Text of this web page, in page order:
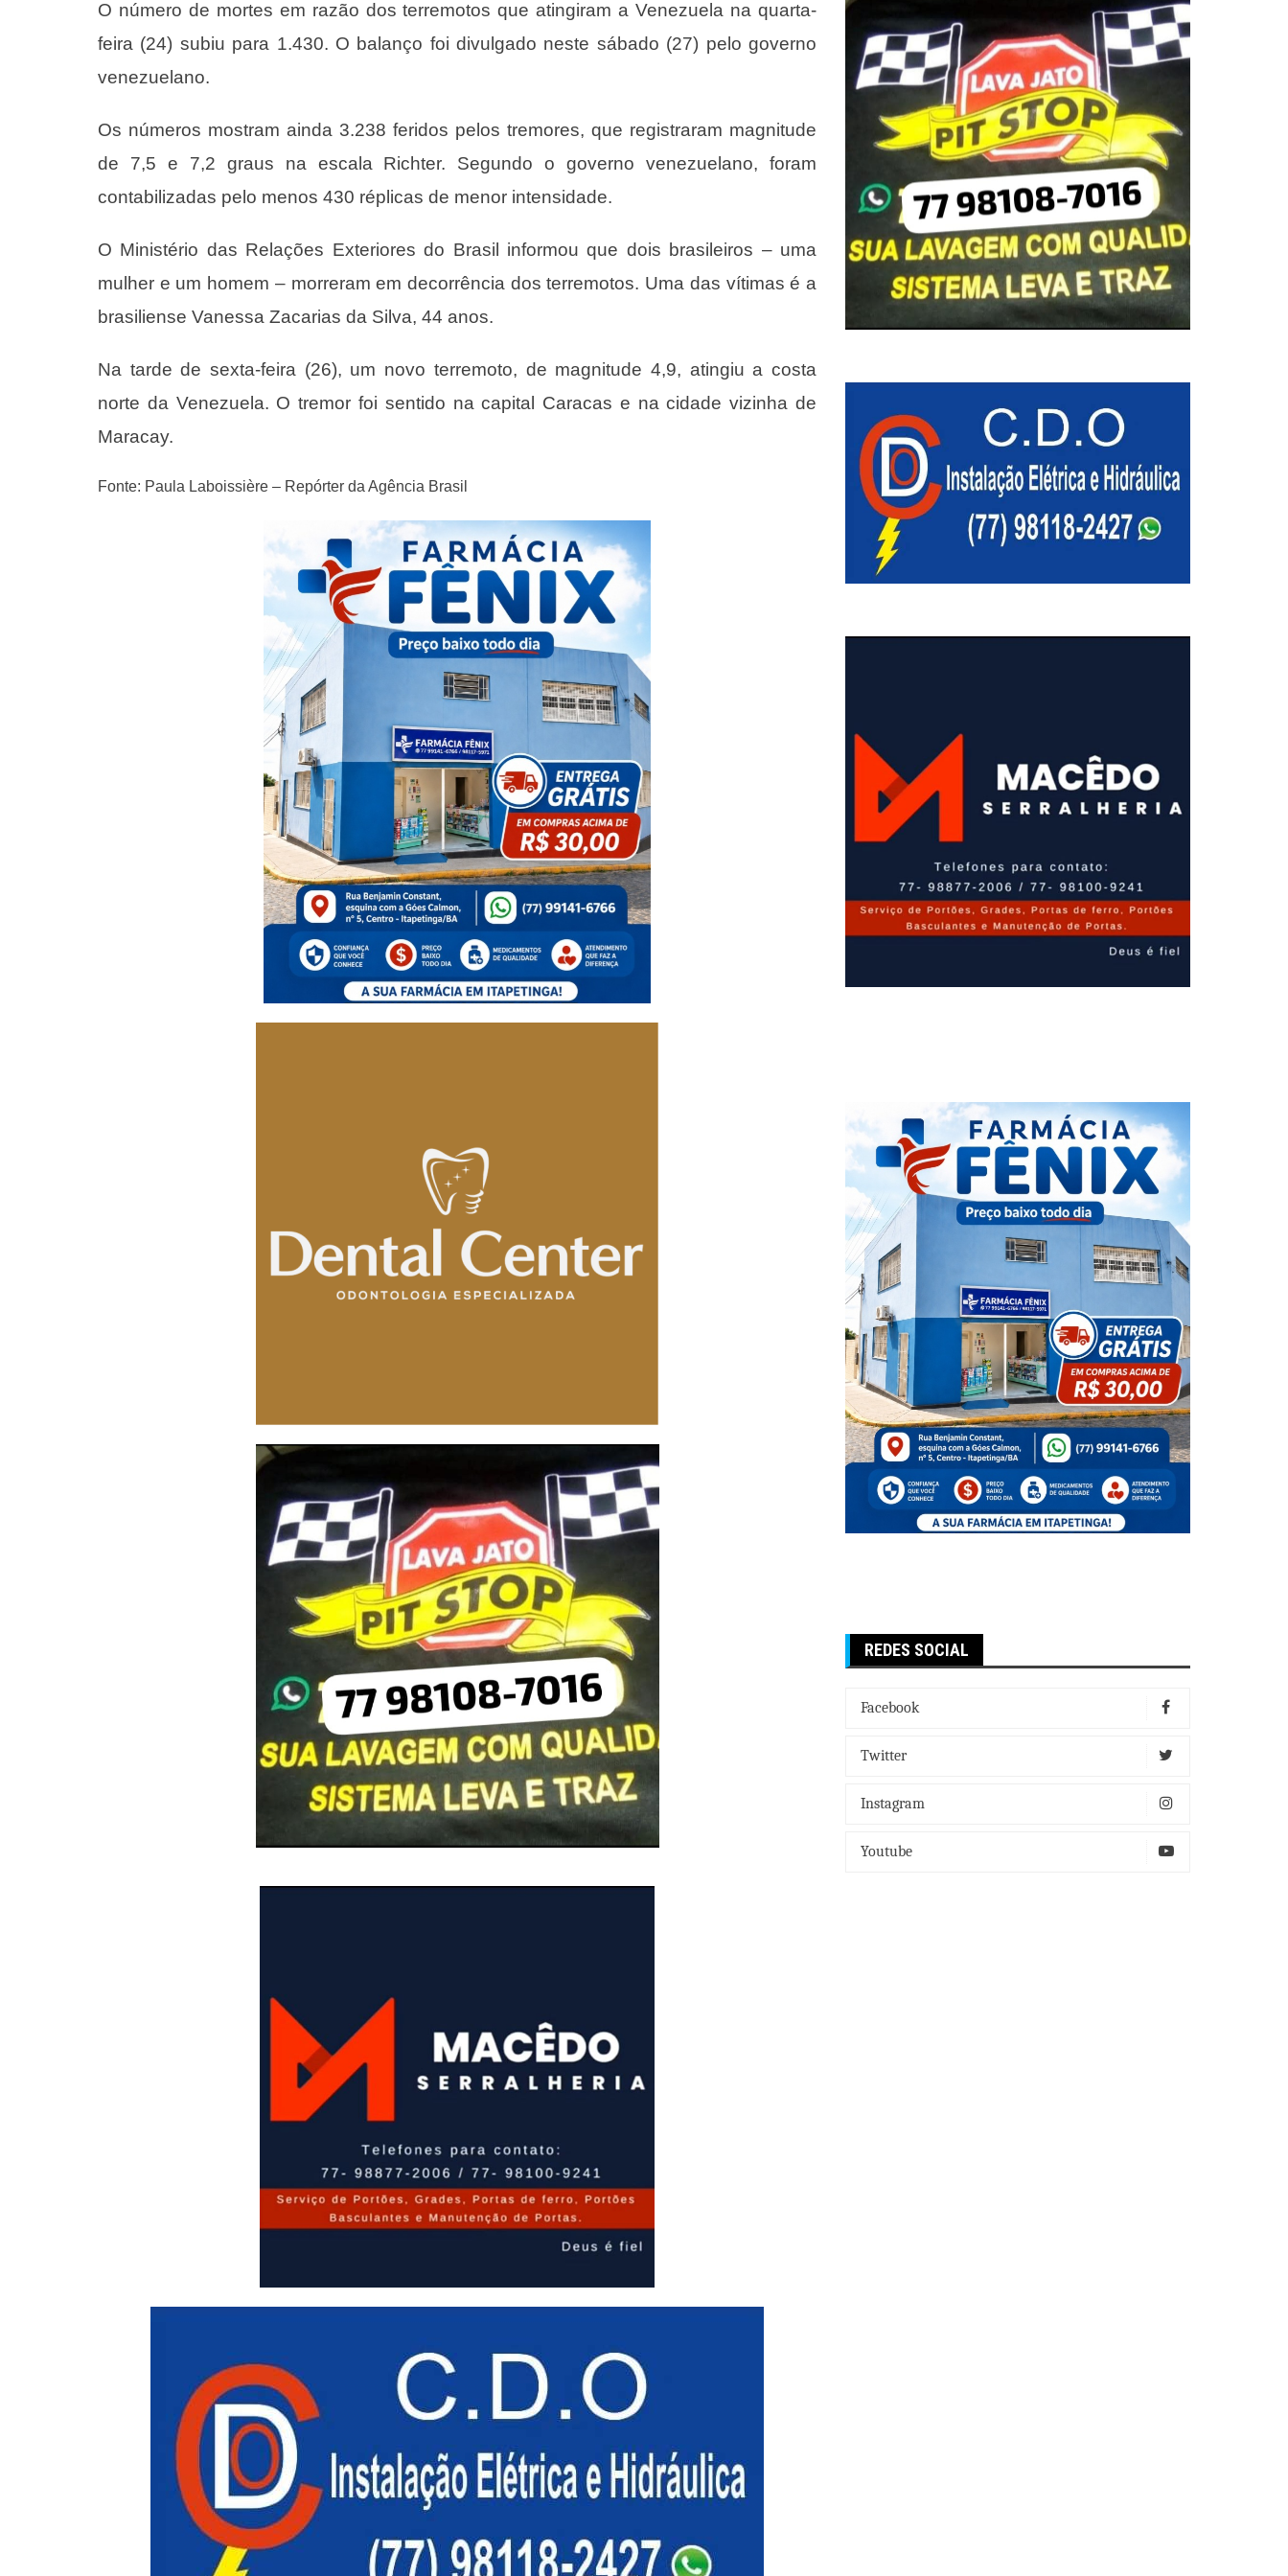
O número de mortes em razão dos terremotos que atingiram a Venezuela na quarta-
feira (24) subiu para 1.430. O balanço foi divulgado neste sábado (27) pelo governo
venezuelano.
Os números mostram ainda 3.238 feridos pelos tremores, que registraram magnitude
de 7,5 e 7,2 graus na escala Richter. Segundo o governo venezuelano, foram
contabilizadas pelo menos 430 réplicas de menor intensidade.
O Ministério das Relações Exteriores do Brasil informou que dois brasileiros – uma
mulher e um homem – morreram em decorrência dos terremotos. Uma das vítimas é a
brasiliense Vanessa Zacarias da Silva, 44 anos.
Na tarde de sexta-feira (26), um novo terremoto, de magnitude 4,9, atingiu a costa
norte da Venezuela. O tremor foi sentido na capital Caracas e na cidade vizinha de
Maracay.
Fonte: Paula Laboissière – Repórter da Agência Brasil
REDES SOCIAL
Facebook
Twitter
Instagram
Youtube